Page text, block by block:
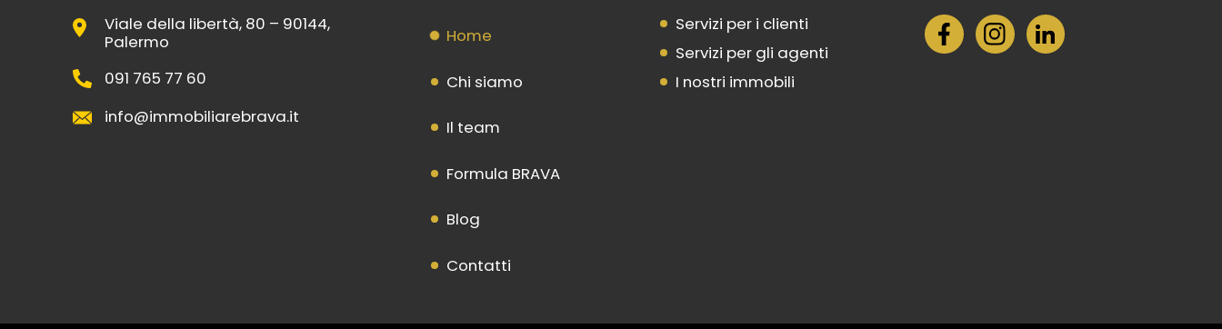
Viale della libertà, 80 – 90144,
Palermo
091 765 77 60
info@immobiliarebrava.it
Home
Chi siamo
Il team
Formula BRAVA
Blog
Contatti
Servizi per i clienti
Servizi per gli agenti
I nostri immobili